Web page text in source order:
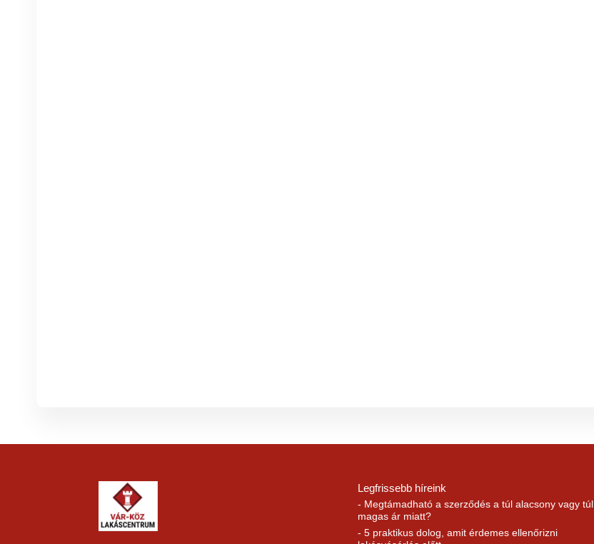
Legfrissebb híreink
- Megtámadható a szerződés a túl alacsony vagy túl
magas ár miatt?
- 5 praktikus dolog, amit érdemes ellenőrizni